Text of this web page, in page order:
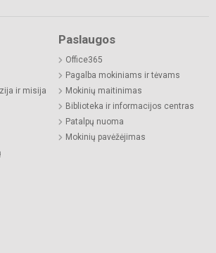
ir misija
Paslaugos
Office365
Pagalba mokiniams ir tėvams
Mokinių maitinimas
Biblioteka ir informacijos centras
Patalpų nuoma
Mokinių pavėžėjimas